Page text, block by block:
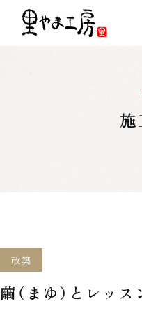
施
改築
繭（まゆ）とレッス